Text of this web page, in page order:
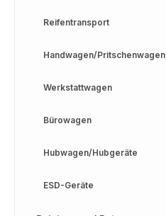
Reifentransport
Handwagen/Pritschenwagen
Werkstattwagen
Bürowagen
Hubwagen/Hubgeräte
ESD-Geräte